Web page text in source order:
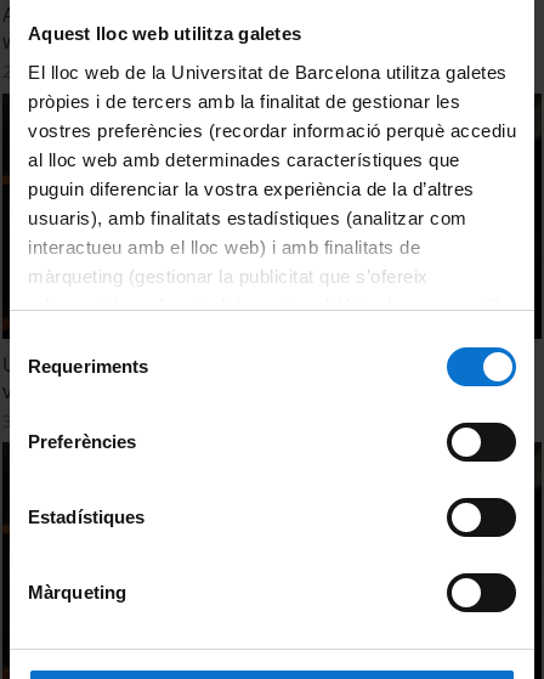
Aquest lloc web utilitza galetes
El lloc web de la Universitat de Barcelona utilitza galetes
pròpies i de tercers amb la finalitat de gestionar les
vostres preferències (recordar informació perquè accediu
al lloc web amb determinades característiques que
puguin diferenciar la vostra experiència de la d’altres
usuaris), amb finalitats estadístiques (analitzar com
interactueu amb el lloc web) i amb finalitats de
màrqueting (gestionar la publicitat que s’ofereix
adequant-la en funció dels vostres hàbits de navegació).
consultar laPolítica de galetes del lloc web de la
Selecció
de
consentiment
Requeriments
Preferències
Estadístiques
Màrqueting
A team of scientists praise the beneficial effects of red
wine on intestinal flora
22 Julio, 2014
Un equipo científico describe efectos beneficiosos del
vino tinto sobre la flora intestinal